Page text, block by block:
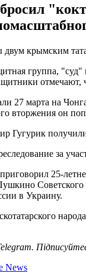
крымским
группа, "суд"
отмечают,
27 марта на
вторжения он
Гугурик
за
25-
Советского
в Украину.
News